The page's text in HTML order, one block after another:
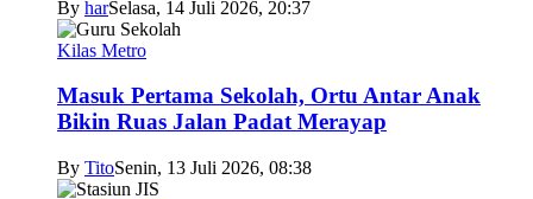
By harSelasa, 14 Juli 2026, 20:37
Kilas Metro
Masuk Pertama Sekolah, Ortu Antar Anak
Bikin Ruas Jalan Padat Merayap
By TitoSenin, 13 Juli 2026, 08:38